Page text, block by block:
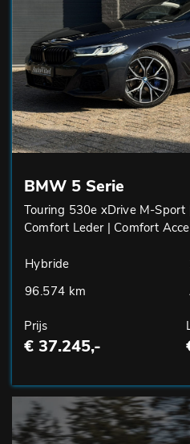
BMW 5 Serie
Touring 530e xDrive M-Sport
Comfort Leder | Comfort
Hybride
96.574 km
Prijs
€ 37.245,-